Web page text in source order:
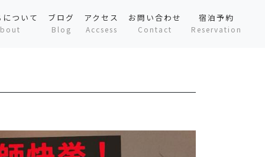
ついて ブログ
Blog
アクセス
Accsess
お問い合わせ
Contact
宿泊予約
Reservation